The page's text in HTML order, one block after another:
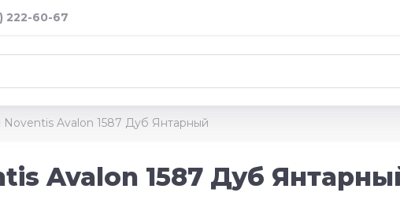
222-60-67
Noventis Avalon 1587 Дуб Янтарный
Avalon 1587 Дуб